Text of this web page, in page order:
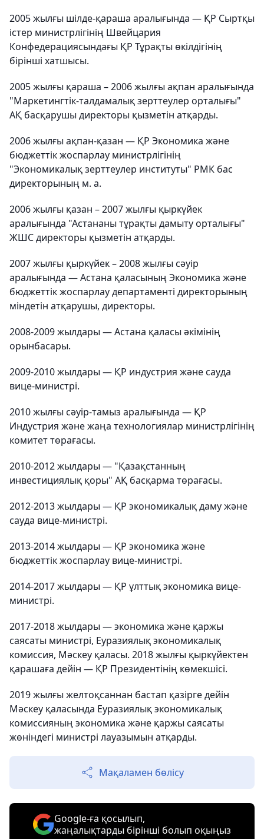
2005 жылғы шілде-қараша аралығында — ҚР Сыртқы
істер министрлігінің Швейцария
Конфедерациясындағы ҚР Тұрақты өкілдігінің
бірінші хатшысы.
2005 жылғы қараша – 2006 жылғы ақпан аралығында
"Маркетингтік-талдамалық зерттеулер орталығы"
АҚ басқарушы директоры қызметін атқарды.
2006 жылғы ақпан-қазан — ҚР Экономика және
бюджеттік жоспарлау министрлігінің
"Экономикалық зерттеулер институты" РМК бас
директорының м. а.
2006 жылғы қазан – 2007 жылғы қыркүйек
аралығында "Астананы тұрақты дамыту орталығы"
ЖШС директоры қызметін атқарды.
2007 жылғы қыркүйек – 2008 жылғы сәуір
аралығында — Астана қаласының Экономика және
бюджеттік жоспарлау департаменті директорының
міндетін атқарушы, директоры.
2008-2009 жылдары — Астана қаласы әкімінің
орынбасары.
2009-2010 жылдары — ҚР индустрия және сауда
вице-министрі.
2010 жылғы сәуір-тамыз аралығында — ҚР
Индустрия және жаңа технологиялар министрлігінің
комитет төрағасы.
2010-2012 жылдары — "Қазақстанның
инвестициялық қоры" АҚ басқарма төрағасы.
2012-2013 жылдары — ҚР экономикалық даму және
сауда вице-министрі.
2013-2014 жылдары — ҚР экономика және
бюджеттік жоспарлау вице-министрі.
2014-2017 жылдары — ҚР ұлттық экономика вице-
министрі.
2017-2018 жылдары — экономика және қаржы
саясаты министрі, Еуразиялық экономикалық
комиссия, Мәскеу қаласы. 2018 жылғы қыркүйектен
қарашаға дейін — ҚР Президентінің көмекшісі.
2019 жылғы желтоқсаннан бастап қазірге дейін
Мәскеу қаласында Еуразиялық экономикалық
комиссияның экономика және қаржы саясаты
жөніндегі министрі лауазымын атқарды.
Мақаламен бөлісу
Google-ға қосылып,
жаңалықтарды бірінші болып оқыңыз